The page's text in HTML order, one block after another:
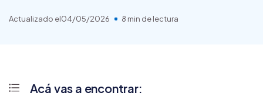
Actualizado el04/05/2026 8 min de lectura
Acá vas a encontrar: